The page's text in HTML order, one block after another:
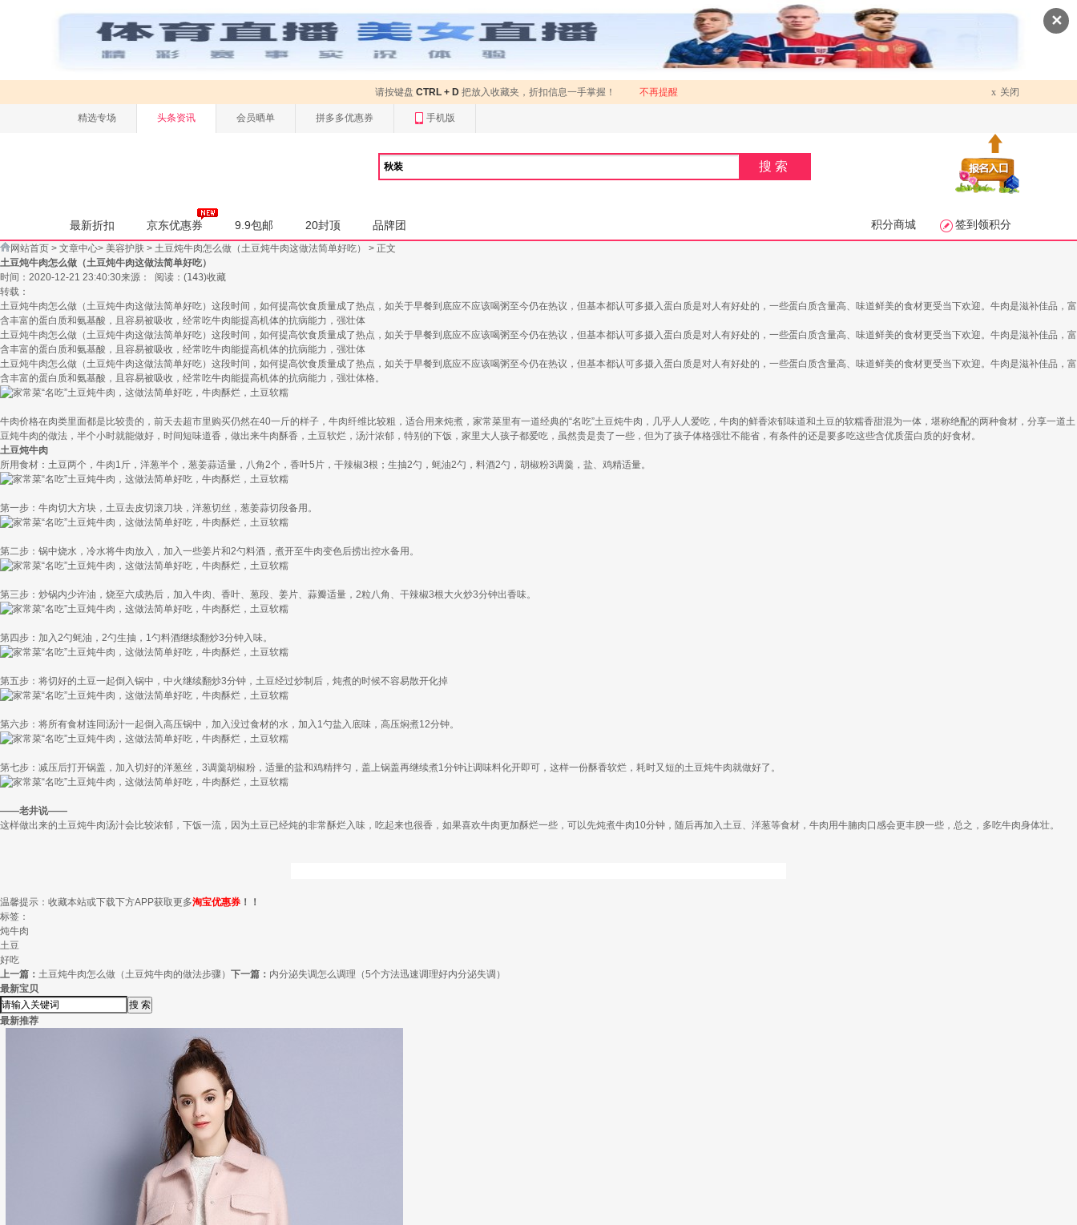
✕
请按键盘 CTRL + D 把放入收藏夹，折扣信息一手掌握！ 不再提醒 x 关闭
精选专场 头条资讯 会员晒单 拼多多优惠券 手机版
搜索
最新折扣 京东优惠券 9.9包邮 20封顶 品牌团 积分商城 签到领积分
网站首页 > 文章中心> 美容护肤 > 土豆炖牛肉怎么做（土豆炖牛肉这做法简单好吃）
> 正文
土豆炖牛肉怎么做（土豆炖牛肉这做法简单好吃）
时间：2020-12-21 23:40:30来源： 阅读： (143)收藏
转载：
土豆炖牛肉怎么做（土豆炖牛肉这做法简单好吃）这段时间，如何提高饮食质量成了热点，如关于早餐到底应不应该喝粥至今仍在热议，但基本都认可多摄入蛋白质是对人有好处的，一些蛋白质含量高、味道鲜美的食材更受当下欢迎。牛肉是滋补佳品，富
含丰富的蛋白质和氨基酸，且容易被吸收，经常吃牛肉能提高机体的抗病能力，强壮体
土豆炖牛肉怎么做（土豆炖牛肉这做法简单好吃）这段时间，如何提高饮食质量成了热点，如关于早餐到底应不应该喝粥至今仍在热议，但基本都认可多摄入蛋白质是对人有好处的，一些蛋白质含量高、味道鲜美的食材更受当下欢迎。牛肉是滋补佳品，富
含丰富的蛋白质和氨基酸，且容易被吸收，经常吃牛肉能提高机体的抗病能力，强壮体
土豆炖牛肉怎么做（土豆炖牛肉这做法简单好吃）这段时间，如何提高饮食质量成了热点，如关于早餐到底应不应该喝粥至今仍在热议，但基本都认可多摄入蛋白质是对人有好处的，一些蛋白质含量高、味道鲜美的食材更受当下欢迎。牛肉是滋补佳品，富
含丰富的蛋白质和氨基酸，且容易被吸收，经常吃牛肉能提高机体的抗病能力，强壮体格。
牛肉价格在肉类里面都是比较贵的，前天去超市里购买仍然在40一斤的样子，牛肉纤维比较粗，适合用来炖煮，家常菜里有一道经典的“名吃”土豆炖牛肉，几乎人人爱吃，牛肉的鲜香浓郁味道和土豆的软糯香甜混为一体，堪称绝配的两种食材，分享一道土
豆炖牛肉的做法，半个小时就能做好，时间短味道香，做出来牛肉酥香，土豆软烂，汤汁浓郁，特别的下饭，家里大人孩子都爱吃，虽然贵是贵了一些，但为了孩子体格强壮不能省，有条件的还是要多吃这些含优质蛋白质的好食材。
土豆炖牛肉
所用食材：土豆两个，牛肉1斤，洋葱半个，葱姜蒜适量，八角2个，香叶5片，干辣椒3根；生抽2勺，蚝油2勺，料酒2勺，胡椒粉3调羹，盐、鸡精适量。
第一步：牛肉切大方块，土豆去皮切滚刀块，洋葱切丝，葱姜蒜切段备用。
第二步：锅中烧水，冷水将牛肉放入，加入一些姜片和2勺料酒，煮开至牛肉变色后捞出控水备用。
第三步：炒锅内少许油，烧至六成热后，加入牛肉、香叶、葱段、姜片、蒜瓣适量，2粒八角、干辣椒3根大火炒3分钟出香味。
第四步：加入2勺蚝油，2勺生抽，1勺料酒继续翻炒3分钟入味。
第五步：将切好的土豆一起倒入锅中，中火继续翻炒3分钟，土豆经过炒制后，炖煮的时候不容易散开化掉
第六步：将所有食材连同汤汁一起倒入高压锅中，加入没过食材的水，加入1勺盐入底味，高压焖煮12分钟。
第七步：减压后打开锅盖，加入切好的洋葱丝，3调羹胡椒粉，适量的盐和鸡精拌匀，盖上锅盖再继续煮1分钟让调味料化开即可，这样一份酥香软烂，耗时又短的土豆炖牛肉就做好了。
——老井说——
这样做出来的土豆炖牛肉汤汁会比较浓郁，下饭一流，因为土豆已经炖的非常酥烂入味，吃起来也很香，如果喜欢牛肉更加酥烂一些，可以先炖煮牛肉10分钟，随后再加入土豆、洋葱等食材，牛肉用牛腩肉口感会更丰腴一些，总之，多吃牛肉身体壮。
温馨提示：收藏本站或下载下方APP获取更多淘宝优惠券 ！！
标签：
炖牛肉
土豆
好吃
上一篇： 土豆炖牛肉怎么做（土豆炖牛肉的做法步骤） 下一篇： 内分泌失调怎么调理（5个方法迅速调理好内分泌失调）
最新宝贝
最新推荐